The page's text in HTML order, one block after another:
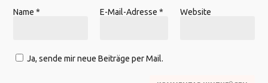
Name* E-Mail-Adresse * Website
Ja, sende mir neue Beiträge per Mail.